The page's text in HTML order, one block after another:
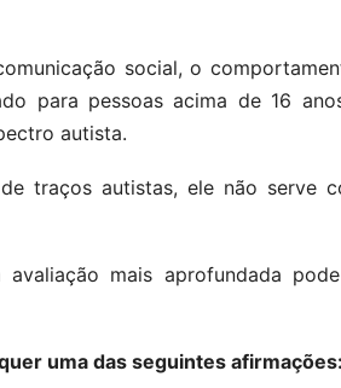
social, o
para pessoas acima de 16
autista.
traços autistas, ele não serve
mais aprofundada
uma das seguintes afirmações: